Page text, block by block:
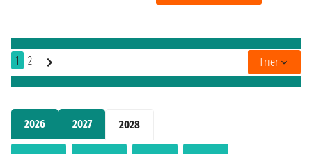
2026 2027 2028
1 2 Trier